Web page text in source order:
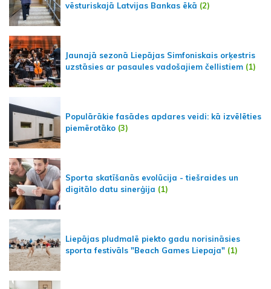
vēsturiskajā Latvijas Bankas ēkā (2)
Jaunajā sezonā Liepājas Simfoniskais orķestris
uzstāsies ar pasaules vadošajiem čellistiem (1)
Populārākie fasādes apdares veidi: kā izvēlēties
piemērotāko (3)
Sporta skatīšanās evolūcija - tiešraides un
digitālo datu sinerģija (1)
Liepājas pludmalē piekto gadu norisināsies
sporta festivāls "Beach Games Liepaja" (1)